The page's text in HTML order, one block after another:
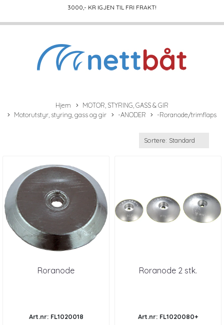
3000,- KR IGJEN TIL FRI FRAKT!
Hjem
MOTOR, STYRING, GASS & GIR
Motorutstyr, styring, gass og gir
-ANODER -Roranode/trimflaps
Roranode
Art.nr: FL1020018
Roranode 2 stk.
Art.nr: FL1020080+